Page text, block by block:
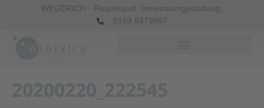
WEGERICH - Raumkunst. Innenraumgestaltung.
0163 8479897